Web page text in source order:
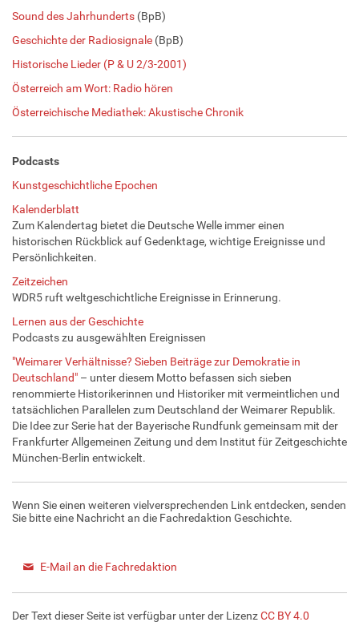
Sound des Jahrhunderts (BpB)
Geschichte der Radiosignale (BpB)
Historische Lieder (P & U 2/3-2001)
Österreich am Wort: Radio hören
Österreichische Mediathek: Akustische Chronik
Podcasts
Kunstgeschichtliche Epochen
Kalenderblatt
Zum Kalendertag bietet die Deutsche Welle immer einen
historischen Rückblick auf Gedenktage, wichtige Ereignisse und
Persönlichkeiten.
Zeitzeichen
WDR5 ruft weltgeschichtliche Ereignisse in Erinnerung.
Lernen aus der Geschichte
Podcasts zu ausgewählten Ereignissen
"Weimarer Verhältnisse? Sieben Beiträge zur Demokratie in
Deutschland" – unter diesem Motto befassen sich sieben
renommierte Historikerinnen und Historiker mit vermeintlichen und
tatsächlichen Parallelen zum Deutschland der Weimarer Republik.
Die Idee zur Serie hat der Bayerische Rundfunk gemeinsam mit der
Frankfurter Allgemeinen Zeitung und dem Institut für Zeitgeschichte
München-Berlin entwickelt.
Wenn Sie einen weiteren vielversprechenden Link entdecken, senden
Sie bitte eine Nachricht an die Fachredaktion Geschichte.
E-Mail an die Fachredaktion
Der Text dieser Seite ist verfügbar unter der LizenzCC BY 4.0